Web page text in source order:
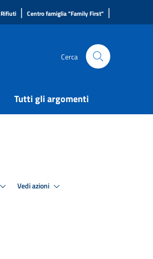
Rifiuti | Centro famiglia "Family First" |
Cerca
Tutti gli argomenti
Vedi azioni